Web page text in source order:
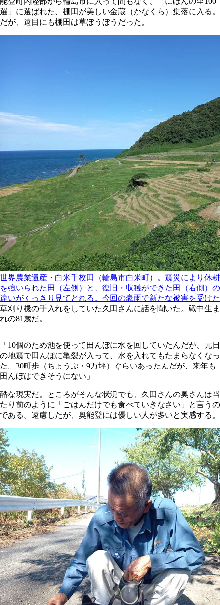
選」に選ばれた、棚田が美しい金蔵（かなくら）集落に入る。
だが、遠目にも棚田は草ぼうぼうだった。
世界農業遺産・白米千枚田（輪島市白米町）。震災により休耕
を強いられた田（左側）と、復旧・収穫ができた田（右側）の
違いがくっきり見てとれる。今回の豪雨で新たな被害を受けた
草刈り機の手入れをしていた久田さんに話を聞いた。戦中生ま
れの81歳だ。
「10個のため池を使って田んぼに水を回していたんだが、元日
の地震で田んぼに亀裂が入って、水を入れてもたまらなくなっ
た。30町歩（ちょうぶ・9万坪）ぐらいあったんだが、来年も
田んぼはできそうにない」
酷な現実だ。ところがそんな状況でも、久田さんの奥さんは当
たり前のように「ごはんだけでも食べていきなさい」と言うの
である。遠慮したが、奥能登には優しい人が多いと実感する。